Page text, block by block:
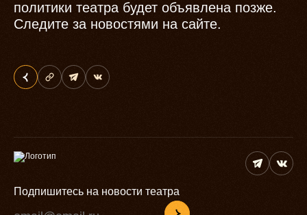
политики театра будет объявлена позже.
Следите за новостями на сайте.
Подпишитесь на новости театра